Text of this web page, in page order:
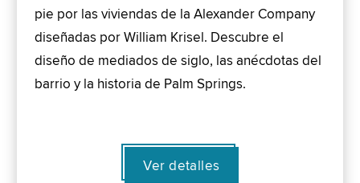
pie por las viviendas de la Alexander Company
diseñadas por William Krisel. Descubre el
diseño de mediados de siglo, las anécdotas del
barrio y la historia de Palm Springs.
Ver detalles